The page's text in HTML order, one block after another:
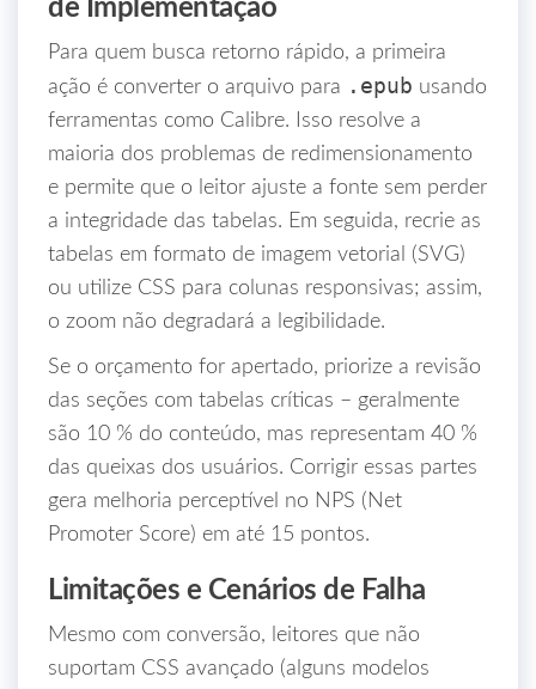
de Implementação
Para quem busca retorno rápido, a primeira
ação é converter o arquivo para .epub usando
ferramentas como Calibre. Isso resolve a
maioria dos problemas de redimensionamento
e permite que o leitor ajuste a fonte sem perder
a integridade das tabelas. Em seguida, recrie as
tabelas em formato de imagem vetorial (SVG)
ou utilize CSS para colunas responsivas; assim,
o zoom não degradará a legibilidade.
Se o orçamento for apertado, priorize a revisão
das seções com tabelas críticas – geralmente
são 10 % do conteúdo, mas representam 40 %
das queixas dos usuários. Corrigir essas partes
gera melhoria perceptível no NPS (Net
Promoter Score) em até 15 pontos.
Limitações e Cenários de Falha
Mesmo com conversão, leitores que não
suportam CSS avançado (alguns modelos